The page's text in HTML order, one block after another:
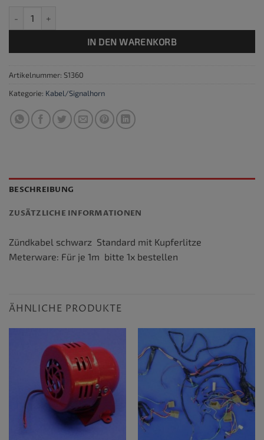
IN DEN WARENKORB
Artikelnummer: S1360
Kategorie: Kabel/Signalhorn
BESCHREIBUNG
ZUSÄTZLICHE INFORMATIONEN
Zündkabel schwarz Standard mit Kupferlitze
Meterware: Für je 1m bitte 1x bestellen
ÄHNLICHE PRODUKTE